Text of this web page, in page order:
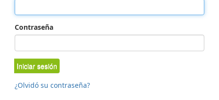
Contraseña
Iniciar sesión
¿Olvidó su contraseña?